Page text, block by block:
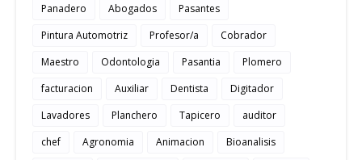
Panadero Abogados
Pasantes
Pintura Automotriz
Profesor/a
Cobrador
Maestro
Odontologia Pasantia
Plomero
facturacion
Auxiliar Dentista
Digitador
Lavadores
Planchero Tapicero
auditor
chef
Agronomia Animacion
Bioanalisis